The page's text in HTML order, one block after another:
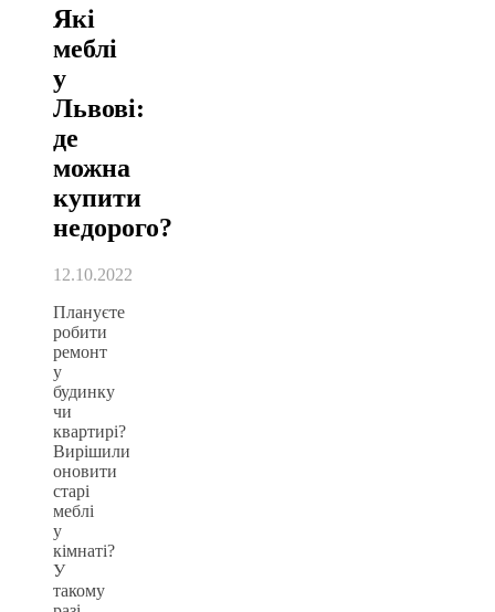
Які
меблі
у
Львові:
де
можна
купити
недорого?
12.10.2022
Плануєте
робити
ремонт
у
будинку
чи
квартирі?
Вирішили
оновити
старі
меблі
у
кімнаті?
У
такому